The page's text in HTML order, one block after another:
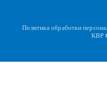
Политика обработки
KBP